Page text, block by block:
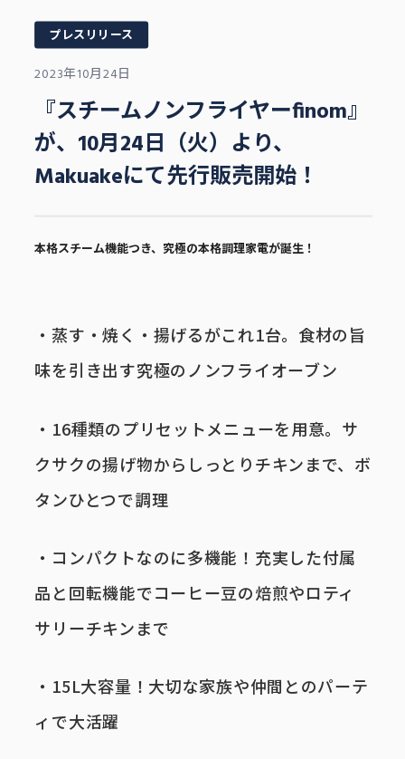
事業内容
プレスリリース
2023年10月24日
『スチームノンフライヤーfinom』
が、10月24日（火）より、
Makuakeにて先行販売開始！
本格スチーム機能つき、究極の本格調理家電が誕生！
・蒸す・焼く・揚げるがこれ1台。食材の旨
味を引き出す究極のノンフライオーブン
・16種類のプリセットメニューを用意。サ
クサクの揚げ物からしっとりチキンまで、ボ
タンひとつで調理
・コンパクトなのに多機能！充実した付属
品と回転機能でコーヒー豆の焙煎やロティ
サリーチキンまで
・15L大容量！大切な家族や仲間とのパーテ
ィで大活躍